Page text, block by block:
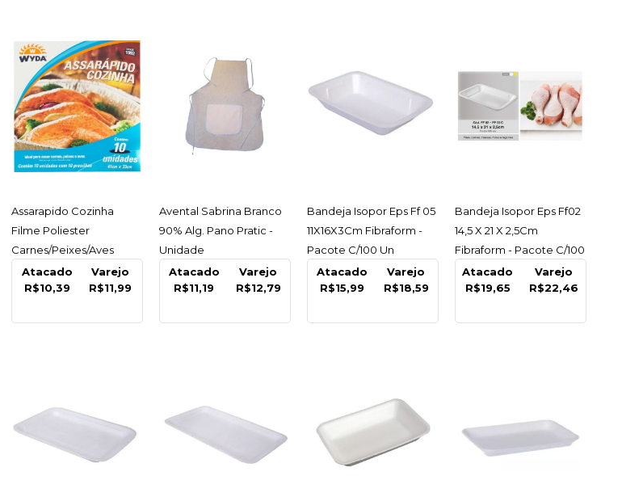
Assarapido Churrasco
R$10,99
COMPRAR
ACESSAR
Assarapido Cozinha
Filme Poliester
Carnes/Peixes/Aves
41Cmx33Cm C/10Un
Wyda - Pacote C/10 Un
Atacado
R$10,39
Varejo
R$11,99
ACESSAR
Avental Sabrina Branco
90% Alg. Pano Pratic -
Unidade
Atacado
R$11,19
Varejo
R$12,79
ACESSAR
Bandeja Isopor Eps Ff 05
11X16X3Cm Fibraform -
Pacote C/100 Un
Atacado
R$15,99
Varejo
R$18,59
ACESSAR
Bandeja Isopor Eps Ff02
14,5 X 21 X 2,5Cm
Fibraform - Pacote C/100
Un
Atacado
R$19,65
Varejo
R$22,46